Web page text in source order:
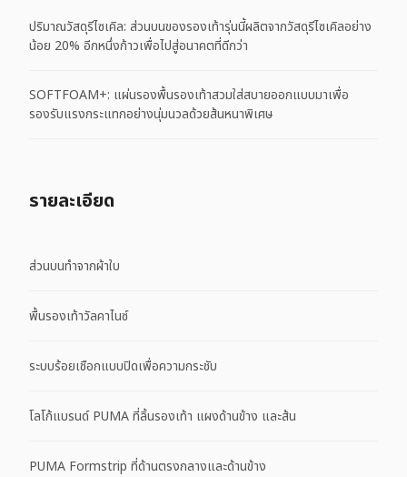
ปริมาณวัสดุรีไซเคิล: ส่วนบนของรองเท้ารุ่นนี้ผลิตจากวัสดุรีไซเคิลอย่าง
น้อย 20% อีกหนึ่งก้าวเพื่อไปสู่อนาคตที่ดีกว่า
SOFTFOAM+: แผ่นรองพื้นรองเท้าสวมใส่สบายออกแบบมาเพื่อ
รองรับแรงกระแทกอย่างนุ่มนวลด้วยส้นหนาพิเศษ
รายละเอียด
ส่วนบนทำจากผ้าใบ
พื้นรองเท้าวัลคาไนซ์
ระบบร้อยเชือกแบบปิดเพื่อความกระชับ
โลโก้แบรนด์ PUMA ที่ลิ้นรองเท้า แผงด้านข้าง และส้น
PUMA Formstrip ที่ด้านตรงกลางและด้านข้าง